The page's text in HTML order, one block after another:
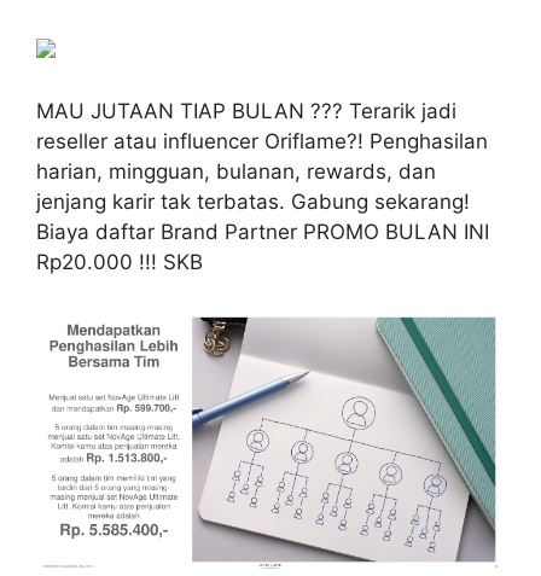
MAU JUTAAN TIAP BULAN ??? Terarik jadi
reseller atau influencer Oriflame?! Penghasilan
harian, mingguan, bulanan, rewards, dan
jenjang karir tak terbatas. Gabung sekarang!
Biaya daftar Brand Partner PROMO BULAN INI
Rp20.000 !!! SKB